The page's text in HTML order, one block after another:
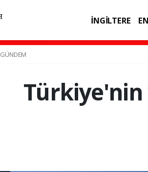
İNGİLTERE
GÜNDEM